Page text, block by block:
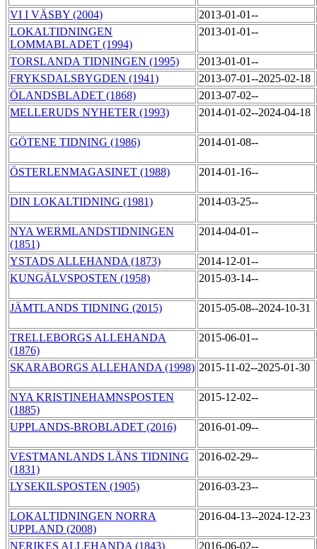
VI I VÄSBY (2004)
2013-01-01--
LOKALTIDNINGEN
LOMMABLADET (1994)
2013-01-01--
TORSLANDA TIDNINGEN (1995)
2013-01-01--
FRYKSDALSBYGDEN (1941)
2013-07-01--2025-02-18
ÖLANDSBLADET (1868)
2013-07-02--
MELLERUDS NYHETER (1993)
2014-01-02--2024-04-18
GÖTENE TIDNING (1986) 2014-01-08--
ÖSTERLENMAGASINET (1988) 2014-01-16--
DIN LOKALTIDNING (1981) 2014-03-25--
NYA WERMLANDSTIDNINGEN
(1851)
2014-04-01--
YSTADS ALLEHANDA (1873)
2014-12-01--
KUNGÄLVSPOSTEN (1958)
2015-03-14--
JÄMTLANDS TIDNING (2015) 2015-05-08--2024-10-31
TRELLEBORGS ALLEHANDA
(1876)
2015-06-01--
SKARABORGS ALLEHANDA (1998) 2015-11-02--2025-01-30
NYA KRISTINEHAMNSPOSTEN
(1885)
2015-12-02--
UPPLANDS-BROBLADET (2016) 2016-01-09--
VESTMANLANDS LÄNS TIDNING
(1831)
2016-02-29--
LYSEKILSPOSTEN (1905) 2016-03-23--
LOKALTIDNINGEN NORRA
UPPLAND (2008)
2016-04-13--2024-12-23
NERIKES ALLEHANDA (1843) 2016-06-02--